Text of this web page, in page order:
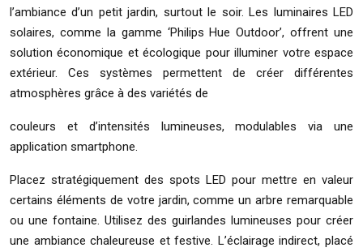
l’ambiance d’un petit jardin, surtout le soir. Les luminaires LED
solaires, comme la gamme ‘Philips Hue Outdoor’, offrent une
solution économique et écologique pour illuminer votre espace
extérieur. Ces systèmes permettent de créer différentes
atmosphères grâce à des variétés de
couleurs et d’intensités lumineuses, modulables via une
application smartphone.
Placez stratégiquement des spots LED pour mettre en valeur
certains éléments de votre jardin, comme un arbre remarquable
ou une fontaine. Utilisez des guirlandes lumineuses pour créer
une ambiance chaleureuse et festive. L’éclairage indirect, placé